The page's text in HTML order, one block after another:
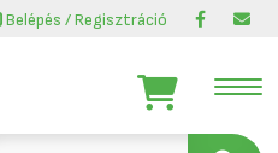
Belépés / Regisztráció